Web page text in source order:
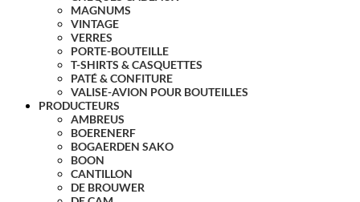
MAGNUMS
VINTAGE
VERRES
PORTE-BOUTEILLE
T-SHIRTS & CASQUETTES
PATÉ & CONFITURE
VALISE-AVION POUR BOUTEILLES
PRODUCTEURS
AMBREUS
BOERENERF
BOGAERDEN SAKO
BOON
CANTILLON
DE BROUWER